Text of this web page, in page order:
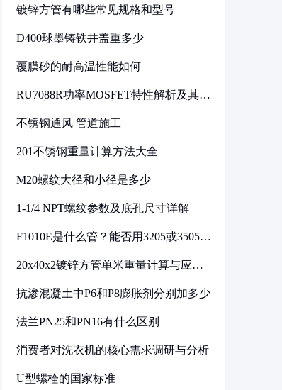
镀锌方管有哪些常见规格和型号
D400球墨铸铁井盖重多少
覆膜砂的耐高温性能如何
RU7088R功率MOSFET特性解析及其在
不锈钢通风 管道施工
201不锈钢重量计算方法大全
M20螺纹大径和小径是多少
1-1/4 NPT螺纹参数及底孔尺寸详解
F1010E是什么管？能否用3205或3505代
20x40x2镀锌方管单米重量计算与应用
抗渗混凝土中P6和P8膨胀剂分别加多少
法兰PN25和PN16有什么区别
消费者对洗衣机的核心需求调研与分析
U型螺栓的国家标准